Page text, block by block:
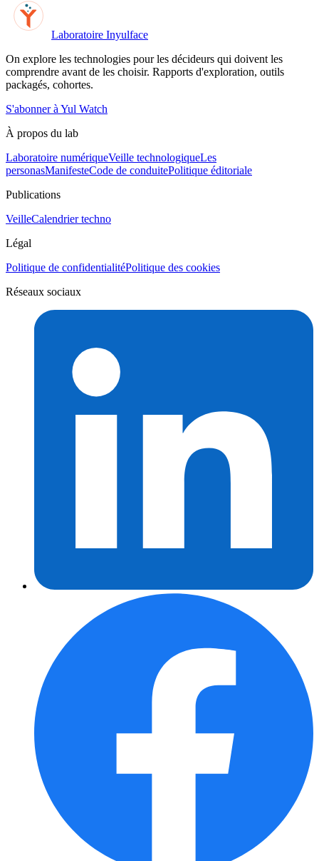
Laboratoire Inyulface
On explore les technologies pour les décideurs qui doivent les
comprendre avant de les choisir. Rapports d'exploration, outils
packagés, cohortes.
S'abonner à Yul Watch
À propos du lab
Laboratoire numériqueVeille technologiqueLes
personasManifesteCode de conduitePolitique éditoriale
Publications
VeilleCalendrier techno
Légal
Politique de confidentialitéPolitique des cookies
Réseaux sociaux